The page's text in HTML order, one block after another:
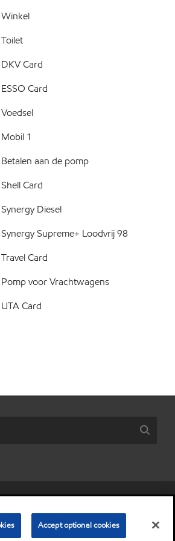
Winkel
Toilet
DKV Card
ESSO Card
Voedsel
Mobil 1
Betalen aan de pomp
Shell Card
Synergy Diesel
Synergy Supreme+ Loodvrij 98
Travel Card
Pomp voor Vrachtwagens
UTA Card
Mobil Corporation. Alle rechten voorbehouden.
Chemical BV, Polderdijkweg, 2030 Antwerpen.
Accept optional cookies